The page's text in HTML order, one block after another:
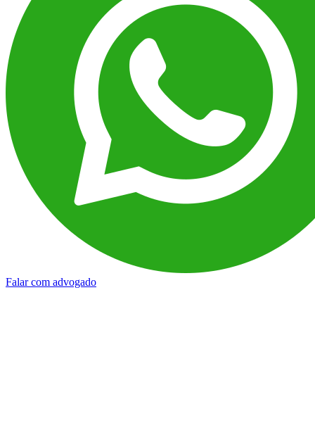
Falar com advogado